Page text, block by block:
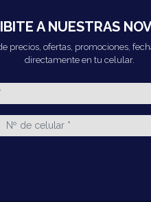
A NUESTRAS
precios, ofertas, promociones,
directamente en tu celular.